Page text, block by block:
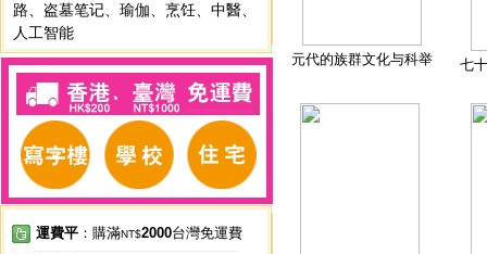
路
盗墓笔记 瑜伽 烹饪 中醫
人工智能
運費平 ：購滿NT$2000台灣免運費
元代的族群文化与科举 七